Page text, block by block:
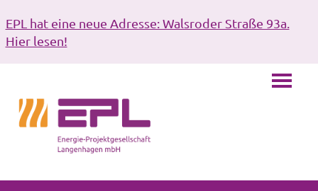
EPL hat eine neue Adresse: Walsroder Straße 93a.
Hier lesen!